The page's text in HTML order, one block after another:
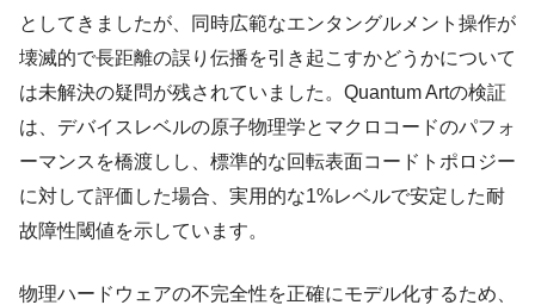
としてきましたが、同時広範なエンタングルメント操作が
壊滅的で長距離の誤り伝播を引き起こすかどうかについて
は未解決の疑問が残されていました。Quantum Artの検証
は、デバイスレベルの原子物理学とマクロコードのパフォ
ーマンスを橋渡しし、標準的な回転表面コードトポロジー
に対して評価した場合、実用的な1%レベルで安定した耐
故障性閾値を示しています。
物理ハードウェアの不完全性を正確にモデル化するため、